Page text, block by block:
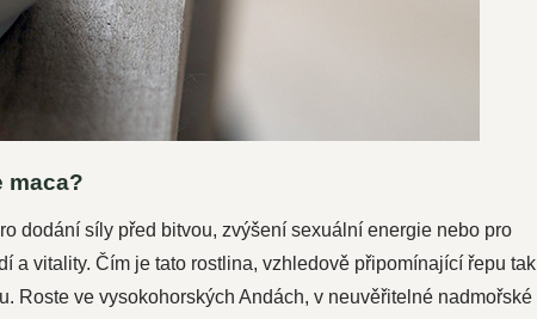
maca?
dodání síly před bitvou, zvýšení sexuální energie nebo pro
a vitality. Čím je tato rostlina, vzhledově připomínající řepu tak
Roste ve vysokohorských Andách, v neuvěřitelné nadmořské